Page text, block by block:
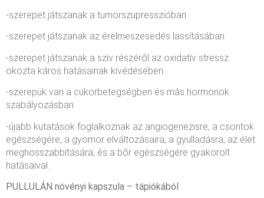
-szerepet játszanak a tumorszupresszióban
-szerepet játszanak az érelmeszesedés lassításában
-szerepet játszanak a szív részéről az oxidatív stressz
okozta káros hatásainak kivédésében
-szerepük van a cukorbetegségben és más hormonok
szabályozásban
-újabb kutatások foglalkoznak az angiogenezisre, a csontok
egészségére, a gyomor elváltozásaira, a gyulladásra, az élet
meghosszabbítására, és a bőr egészségére gyakorolt
hatásaival.
PULLULÁN növényi kapszula – tápiókából